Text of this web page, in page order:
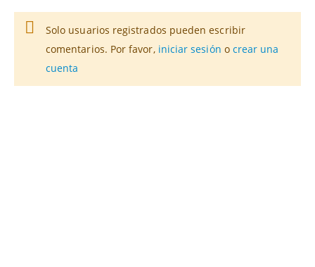
Solo usuarios registrados pueden escribir
comentarios. Por favor, iniciar sesión o crear una
cuenta